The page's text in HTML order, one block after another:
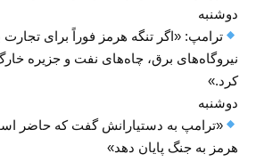
دوشنبه
ترامپ: «اگر تنگه هرمز فوراً برای تجارت
نیروگاه‌های برق، چاه‌های نفت و جزیره
کرد.»
دوشنبه
«ترامپ به دستیارانش گفت که حاضر
هرمز به جنگ پایان دهد»